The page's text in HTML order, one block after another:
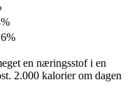
en næringsstof i en
2.000 kalorier om dagen